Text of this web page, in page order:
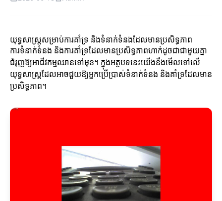
យុទ្ធសាស្ត្រសម្រាប់ការគាំទ្រ និងទំនាក់ទំនងដែលមានប្រសិទ្ធភាព
ការទំនាក់ទំនង និងការគាំទ្រដែលមានប្រសិទ្ធភាពហាក់ដូចជាជាមួយគ្នា
ជំរុញឱ្យអាជីវកម្មឈានទៅមុខ។ ក្នុងអត្ថបទនេះយើងនឹងមើលទៅលើ
យុទ្ធសាស្ត្រដែលអាចជួយឱ្យអ្នកប្រើប្រាស់ទំនាក់ទំនង និងគាំទ្រដែលមាន
ប្រសិទ្ធភាព។